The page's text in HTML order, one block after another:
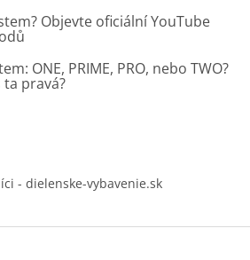
Objevte oficiální YouTube
ONE, PRIME, PRO, nebo TWO?
pravá?
- dielenske-vybavenie.sk